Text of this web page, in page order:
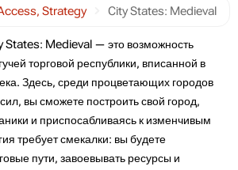
Strategy City States: Medieval
States: Medieval — это возможность
торговой республики, вписанной в
Здесь, среди процветающих городов
вы сможете построить свой город,
и приспосабливаясь к изменчивым
требует смекалки: вы будете
пути, завоевывать ресурсы и